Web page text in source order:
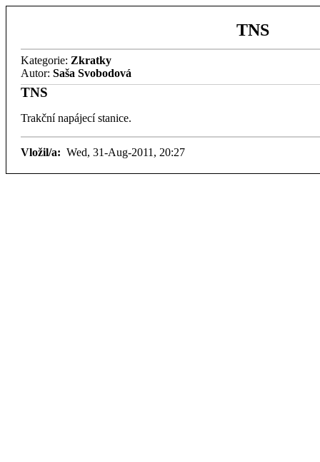
TNS
Kategorie: Zkratky
Autor: Saša Svobodová
TNS
Trakční napájecí stanice.
Vložil/a: Wed, 31-Aug-2011, 20:27